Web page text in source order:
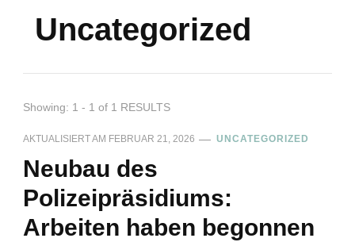
Uncategorized
Showing: 1 - 1 of 1 RESULTS
AKTUALISIERT AM FEBRUAR 21, 2026 UNCATEGORIZED
Neubau des
Polizeipräsidiums:
Arbeiten haben begonnen